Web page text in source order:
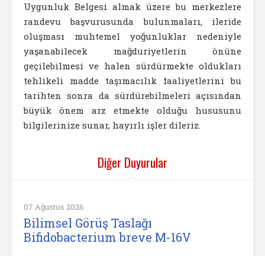
Uygunluk Belgesi almak üzere bu merkezlere
randevu başvurusunda bulunmaları, ileride
oluşması muhtemel yoğunluklar nedeniyle
yaşanabilecek mağduriyetlerin önüne
geçilebilmesi ve halen sürdürmekte oldukları
tehlikeli madde taşımacılık faaliyetlerini bu
tarihten sonra da sürdürebilmeleri açısından
büyük önem arz etmekte olduğu hususunu
bilgilerinize sunar, hayırlı işler dileriz.
Diğer Duyurular
07 Ağustos 2026
Bilimsel Görüş Taslağı
Bifidobacterium breve M-16V